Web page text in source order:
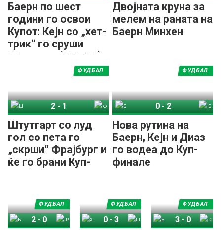
Баерн по шест
години го освои
Купот: Кејн со „хет-
трик“ го сруши
Штутгарт (ВИДЕО)
Двојната круна за
мелем на раната на
Баерн Минхен
Штутгарт со луд
гол со пета го
„скрши“ Фрајбург и
ќе го брани Куп-
трофејот
ФУДБАЛ
2-1
Нова рутина на
Баерн, Кејн и Диаз
го водеа до Куп-
финале
ФУДБАЛ
0-2
ФУДБАЛ
2 - 0
ФУДБАЛ
0- 3
ФУДБАЛ
3- 0